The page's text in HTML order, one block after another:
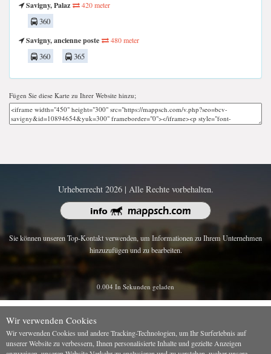
Savigny, Palaz
420 meter
360
Savigny, ancienne poste
480 meter
360 365
Fügen Sie diese Karte zu Ihrer Website hinzu;
Urheberrecht 2026 | Alle Rechte vorbehalten.
Sie können unseren Top-Kontakt verwenden, um Informationen zu Ihrem Unternehmen
hinzuzufügen und zu bearbeiten.
0.004 In Sekunden geladen
Wir verwenden Cookies
Wir verwenden Cookies und andere Tracking-Technologien, um Ihr Surferlebnis auf
unserer Website zu verbessern, Ihnen personalisierte Inhalte und gezielte Anzeigen